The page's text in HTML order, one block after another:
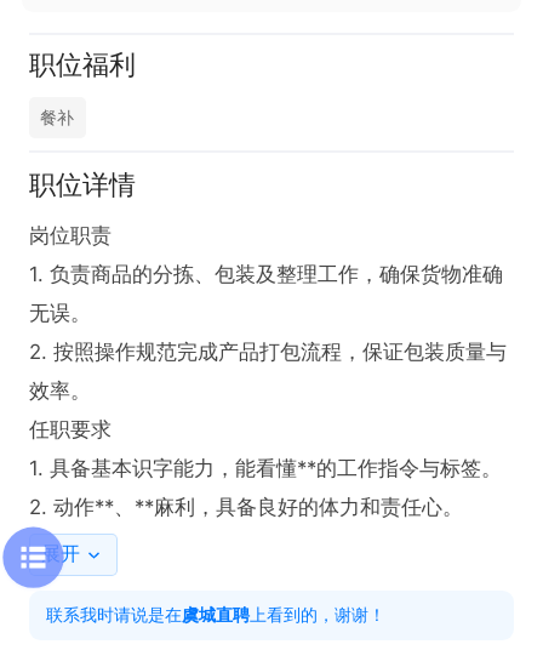
职位福利
餐补
职位详情
岗位职责
1. 负责商品的分拣、包装及整理工作，确保货物准确
无误。
2. 按照操作规范完成产品打包流程，保证包装质量与
效率。
任职要求
1. 具备基本识字能力，能看懂**的工作指令与标签。
2. 动作**、**麻利，具备良好的体力和责任心。
展开
联系我时请说是在虞城直聘 上看到的，谢谢！